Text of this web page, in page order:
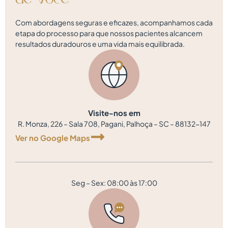
Com abordagens seguras e eficazes, acompanhamos cada
etapa do processo para que nossos pacientes alcancem
resultados duradouros e uma vida mais equilibrada.
Visite-nos em
R. Monza, 226 – Sala 708, Pagani, Palhoça – SC – 88132-147
Ver no Google Maps
Seg – Sex: 08:00 às 17:00